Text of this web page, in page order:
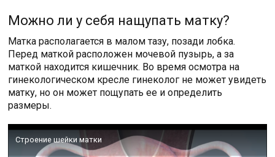
Можно ли у себя нащупать матку?
Матка располагается в малом тазу, позади лобка.
Перед маткой расположен мочевой пузырь, а за
маткой находится кишечник. Во время осмотра на
гинекологическом кресле гинеколог не может увидеть
матку, но он может пощупать ее и определить
размеры.
Строение шейки матки